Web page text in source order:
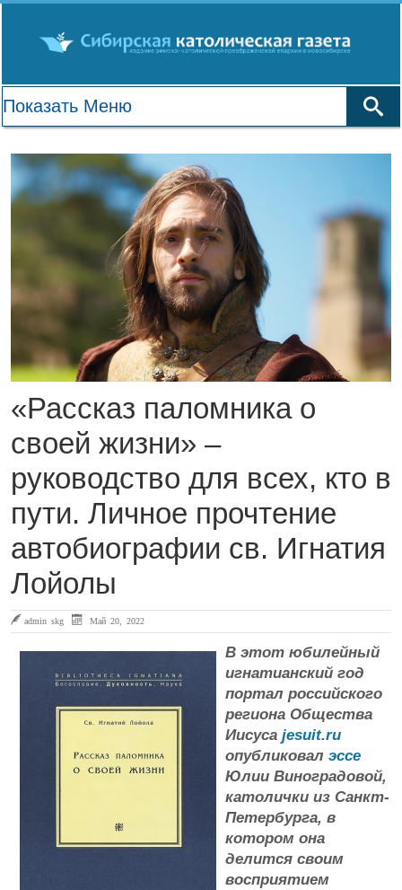
«Рассказ паломника о
своей жизни» –
руководство для всех, кто в
пути. Личное прочтение
автобиографии св. Игнатия
Лойолы
admin skg Май 20, 2022
В этот юбилейный
игнатианский год
портал российского
региона Общества
Иисуса jesuit.ru
опубликовал эссе
Юлии Виноградовой,
католички из Санкт-
Петербурга, в
котором она
делится своим
восприятием